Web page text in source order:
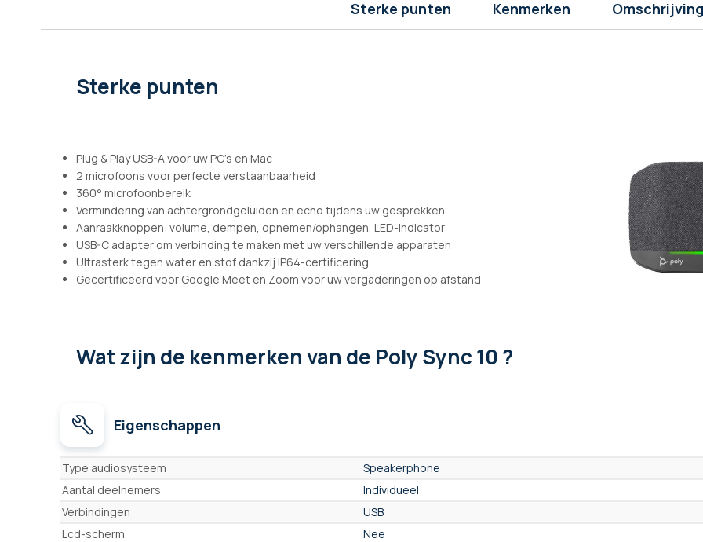
Sterke punten Kenmerken
Sterke punten
Plug & Play USB-A voor uw PC's en Mac
2 microfoons voor perfecte verstaanbaarheid
360° microfoonbereik
Vermindering van achtergrondgeluiden en echo tijdens uw gesprekken
Aanraakknoppen: volume, dempen, opnemen/ophangen, LED-indicator
USB-C adapter om verbinding te maken met uw verschillende apparaten
Ultrasterk tegen water en stof dankzij IP64-certificering
Gecertificeerd voor Google Meet en Zoom voor uw vergaderingen op afstand
Wat zijn de kenmerkenvan de Poly Sync 10 ?
Eigenschappen
Eigenschappen
Type audiosysteem
Speakerphone
Aantal deelnemers
Individueel
Verbindingen
USB
Lcd-scherm
Nee